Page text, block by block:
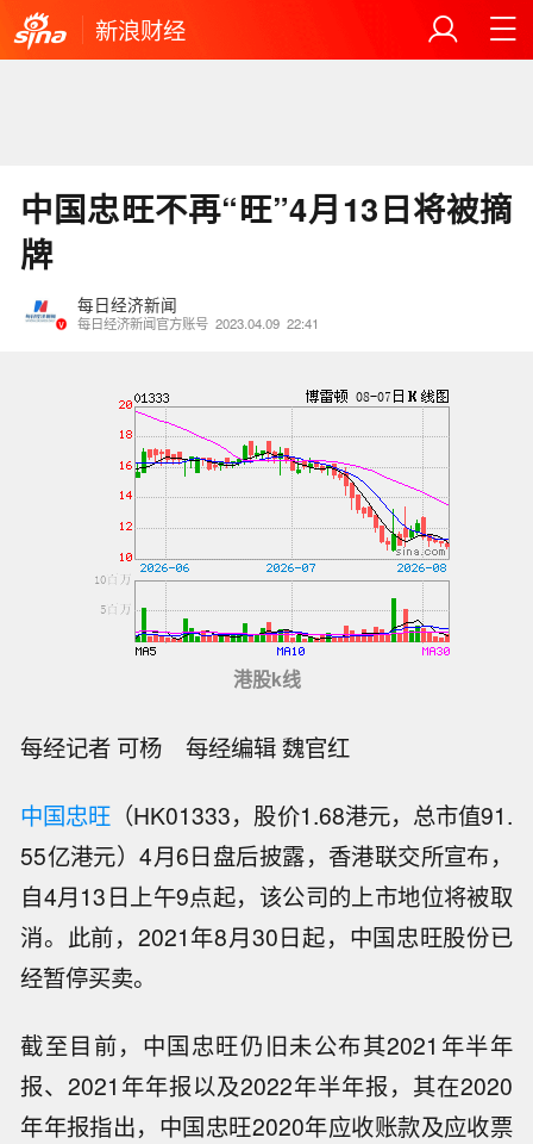
新浪财经
中国忠旺不再“旺”4月13日将被摘
牌
每日经济新闻
每日经济新闻官方账号 2023.04.09 22:41
港股k线
每经记者 可杨 每经编辑 魏官红
中国忠旺 （HK01333，股价1.68港元，总市值91.
55亿港元）4月6日盘后披露，香港联交所宣布，
自4月13日上午9点起，该公司的上市地位将被取
消。此前，2021年8月30日起，中国忠旺股份已
经暂停买卖。
截至目前，中国忠旺仍旧未公布其2021年半年
报、2021年年报以及2022年半年报，其在2020
年年报指出，中国忠旺2020年应收账款及应收票